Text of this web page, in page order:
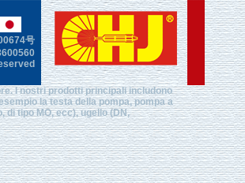
号
I nostri prodotti principali includono
la testa della pompa, pompa a
di tipo MO, ecc), ugello (DN,